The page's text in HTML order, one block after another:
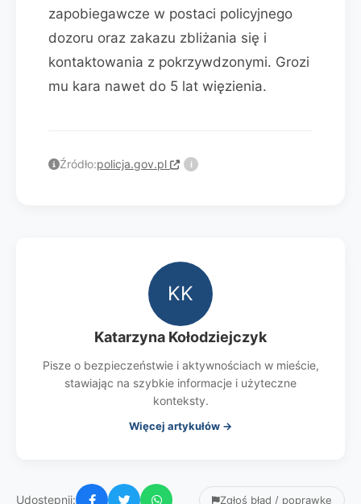
zapobiegawcze w postaci policyjnego
dozoru oraz zakazu zbliżania się i
kontaktowania z pokrzywdzonymi. Grozi
mu kara nawet do 5 lat więzienia.
Źródło:policja.gov.pl i
KK
Katarzyna Kołodziejczyk
Pisze o bezpieczeństwie i aktywnościach w mieście,
stawiając na szybkie informacje i użyteczne
konteksty.
Więcej artykułów →
Udostępnij: Zgłoś błąd / poprawkę